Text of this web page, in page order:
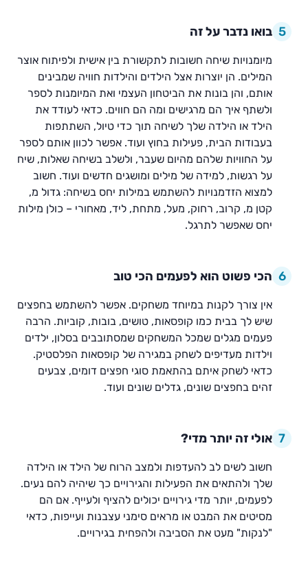
5 בואו נדבר על זה
מיומנויות שיחה חשובות לתקשורת בין אישית ולפיתוח אוצר
המילים. הן יוצרות אצל הילדים והילדות חוויה שמבינים
אותם, והן בונות את הביטחון העצמי ואת המיומנות לספר
ולשתף איך הם מרגישים ומה הם חווים. כדאי לעודד את
הילד או הילדה שלך לשיחה תוך כדי טיול, השתתפות
בעבודות הבית, פעילות בחוץ ועוד. אפשר לכוון אותם לספר
על החוויות שלהם מהיום שעבר, ולשלב בשיחה שאלות, שיח
על רגשות, למידה של מילים ומושגים חדשים ועוד. חשוב
למצוא הזדמנויות להשתמש במילות יחס בשיחה: גדול מ,
קטן מ, קרוב, רחוק, מעל, מתחת, ליד, מאחורי – כולן מילות
יחס שאפשר לתרגל.
6 הכי פשוט הוא לפעמים הכי טוב
אין צורך לקנות במיוחד משחקים. אפשר להשתמש בחפצים
שיש לך בבית כמו קופסאות, טושים, בובות, קוביות. הרבה
פעמים מגלים שמכל המשחקים שמסתובבים בסלון, ילדים
וילדות מעדיפים לשחק במגירה של קופסאות הפלסטיק.
כדאי לשחק איתם בהתאמת סוגי חפצים דומים, צבעים
זהים בחפצים שונים, גדלים שונים ועוד.
7 אולי זה יותר מדי?
חשוב לשים לב להעדפות ולמצב הרוח של הילד או הילדה
שלך ולהתאים את הפעילות והגירויים כך שיהיה להם נעים.
לפעמים, יותר מדי גירויים יכולים להציף ולעייף. אם הם
מסיטים את המבט או מראים סימני עצבנות ועייפות, כדאי
"לנקות" מעט את הסביבה ולהפחית בגירויים.